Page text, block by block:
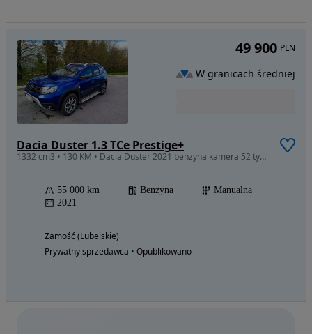
Dacia Duster 1.3 TCe Prestige+
1332 cm3 • 130 KM • Dacia Duster 2021 benzyna kamera 52 tys km
55 000 km Benzyna
Manualna
2021
Zamość (Lubelskie)
Prywatny sprzedawca • Opublikowano
49 900 PLN
W granicach średniej